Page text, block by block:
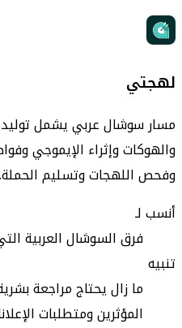
لهجتي
مسار سوشال عربي يشمل توليد
والهوكات وإثراء الإيموجي
وفحص اللهجات وتسليم الحملة.
أنسب لـ
فرق السوشال العربية
تنبيه
ما زال يحتاج مراجعة
المؤثرين ومتطلبات